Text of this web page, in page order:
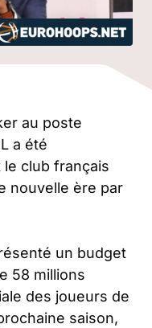
au poste
a été
club français
nouvelle ère par
un budget
58 millions
des joueurs de
saison,